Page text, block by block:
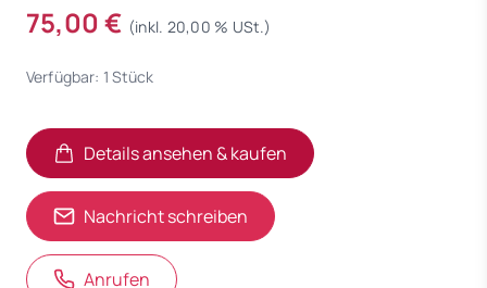
75,00 € (inkl. 20,00 % USt.)
Verfügbar: 1 Stück
Details ansehen & kaufen
(öffnet in neuem Tab)
(öffnet in neuem Tab)
Nachricht schreiben
Anrufen